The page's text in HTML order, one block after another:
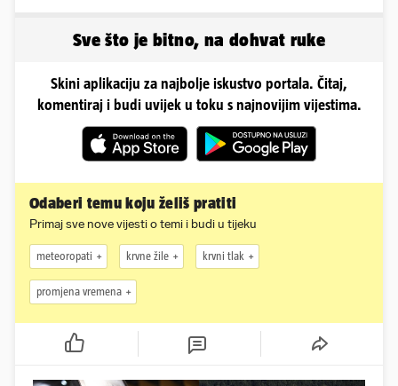
Sve što je bitno, na dohvat ruke
Skini aplikaciju za najbolje iskustvo portala. Čitaj,
komentiraj i budi uvijek u toku s najnovijim vijestima.
Odaberi temu koju želiš pratiti
Primaj sve nove vijesti o temi i budi u tijeku
meteoropati krvne žile krvni tlak
promjena vremena